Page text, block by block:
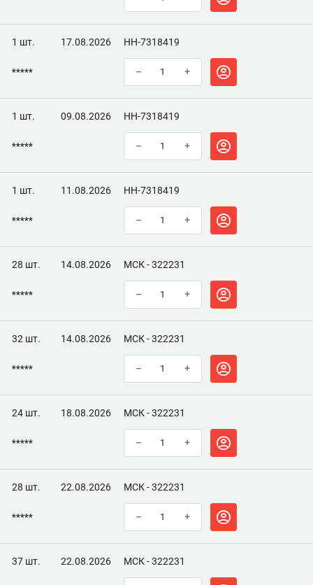
1 шт. 17.08.2026 НН-7318419
***** – +
1 шт. 09.08.2026 НН-7318419
***** – +
1 шт. 11.08.2026 НН-7318419
***** – +
28 шт. 14.08.2026 МСК - 322231
***** – +
32 шт. 14.08.2026 МСК - 322231
***** – +
24 шт. 18.08.2026 МСК - 322231
***** – +
28 шт. 22.08.2026 МСК - 322231
***** – +
37 шт. 22.08.2026 МСК - 322231